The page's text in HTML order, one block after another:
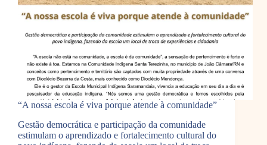
“A nossa escola é viva porque atende à comunidade”
Gestão democrática e participação da comunidade
estimulam o aprendizado e fortalecimento cultural do